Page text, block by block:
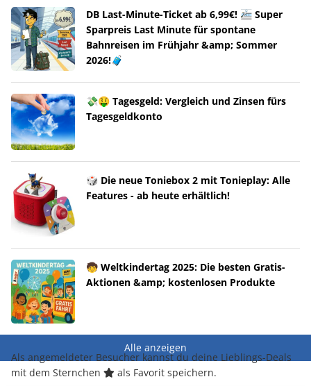
DB Last-Minute-Ticket ab 6,99€! 🚈 Super
Sparpreis Last Minute für spontane
Bahnreisen im Frühjahr &amp; Sommer
2026!🧳
💸🤑 Tagesgeld: Vergleich und Zinsen fürs
Tagesgeldkonto
🎲 Die neue Toniebox 2 mit Tonieplay: Alle
Features - ab heute erhältlich!
🧒 Weltkindertag 2025: Die besten Gratis-
Aktionen &amp; kostenlosen Produkte
Alle anzeigen
Als angemeldeter Besucher kannst du deine Lieblings-Deals
mit dem Sternchen
als Favorit speichern.